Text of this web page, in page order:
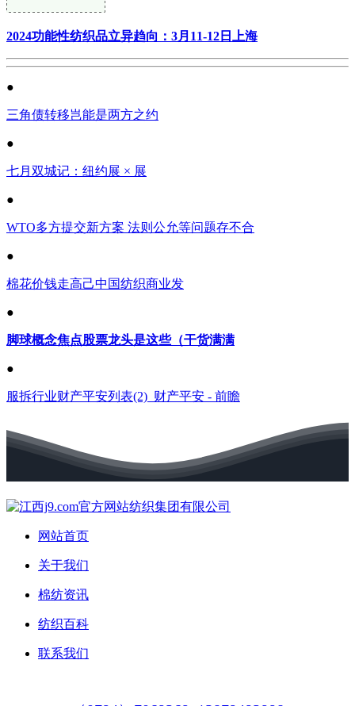
2024功能性纺织品立异趋向：3月11-12日上海
●
三角债转移岂能是两方之约
●
七月双城记：纽约展 × 展
●
WTO多方提交新方案 法则公允等问题存不合
●
棉花价钱走高己中国纺织商业发
●
脚球概念焦点股票龙头是这些（干货满满
●
服拆行业财产平安列表(2)_财产平安 - 前瞻
网站首页
关于我们
棉纺资讯
纺织百科
联系我们